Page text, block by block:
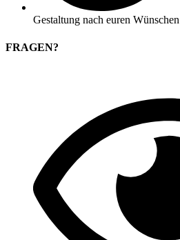
Gestaltung nach euren Wünschen
FRAGEN?